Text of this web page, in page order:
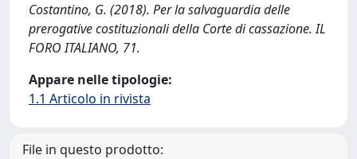
Costantino, G. (2018). Per la salvaguardia delle
prerogative costituzionali della Corte di cassazione. IL
FORO ITALIANO, 71.
Appare nelle tipologie:
1.1 Articolo in rivista
File in questo prodotto: